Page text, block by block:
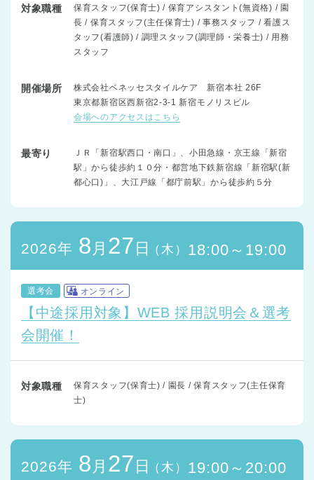
対象職種
保育スタッフ(保育士) / 保育アシスタント(無資格) / 園
長 / 保育スタッフ(主任保育士) / 事務スタッフ / 看護ス
タッフ(看護師) / 調理スタッフ(調理師・栄養士) / 用務
スタッフ
開催場所
株式会社ベネッセスタイルケア 新宿本社 26F
東京都新宿区西新宿2-3-1 新宿モノリスビル
会場へのアクセスはこちら
最寄り
ＪＲ「新宿駅西口・南口」、小田急線・京王線「新宿
駅」から徒歩約１０分・都営地下鉄新宿線「新宿駅(新
都心口)」、大江戸線「都庁前駅」から徒歩約５分
2026年 8 月 27 日 （木） 18:00～19:00
選考会 オンライン
【中途採用対象】WEB 採用説明会＆選考
会開催！
対象職種
保育スタッフ(保育士) / 園長 / 保育スタッフ(主任保育
士)
2026年 8 月 27 日 （木） 19:00～20:00